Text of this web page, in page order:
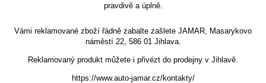
pravdivě a úplně.
Vámi reklamované zboží řádně zabalte zašlete JAMAR, Masarykovo
náměstí 22, 586 01 Jihlava.
Reklamovaný produkt můžete i přivézt do prodejny v Jihlavě.
https://www.auto-jamar.cz/kontakty/